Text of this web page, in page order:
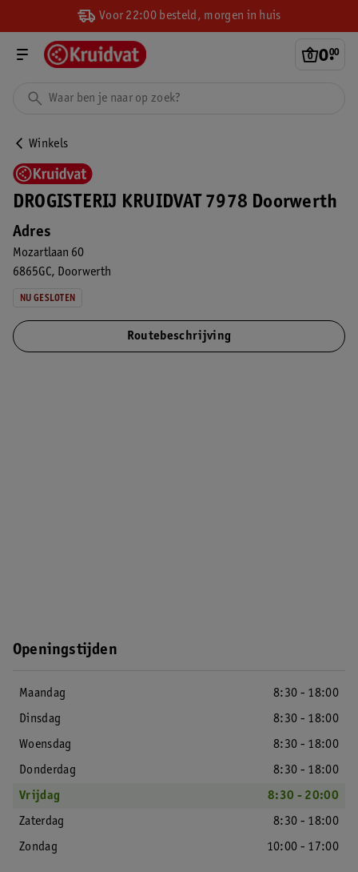
Voor 22:00 besteld, morgen in huis
0.
00
Winkels
DROGISTERIJ KRUIDVAT 7978 Doorwerth
Adres
Mozartlaan 60
6865GC
Doorwerth
NU GESLOTEN
Routebeschrijving
Openingstijden
Maandag
8:30 - 18:00
Dinsdag
8:30 - 18:00
Woensdag
8:30 - 18:00
Donderdag
8:30 - 18:00
Vrijdag
8:30 - 20:00
Zaterdag
8:30 - 18:00
Zondag
10:00 - 17:00